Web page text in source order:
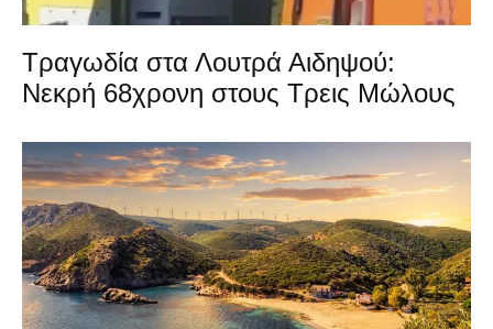
Τραγωδία στα Λουτρά Αιδηψού:
Νεκρή 68χρονη στους Τρεις Μώλους